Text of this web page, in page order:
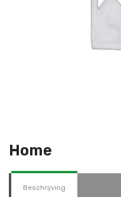
Home
Beschrijving